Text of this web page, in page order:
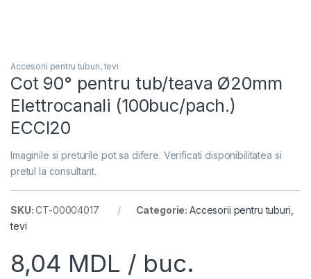
Accesorii pentru tuburi, tevi
Cot 90° pentru tub/teava Ø20mm
Elettrocanali (100buc/pach.)
ECCI20
Imaginile si preturile pot sa difere. Verificati disponibilitatea si
pretul la consultant.
SKU:CT-00004017 Categorie: Accesorii pentru tuburi,
tevi
8,04 MDL / buc.